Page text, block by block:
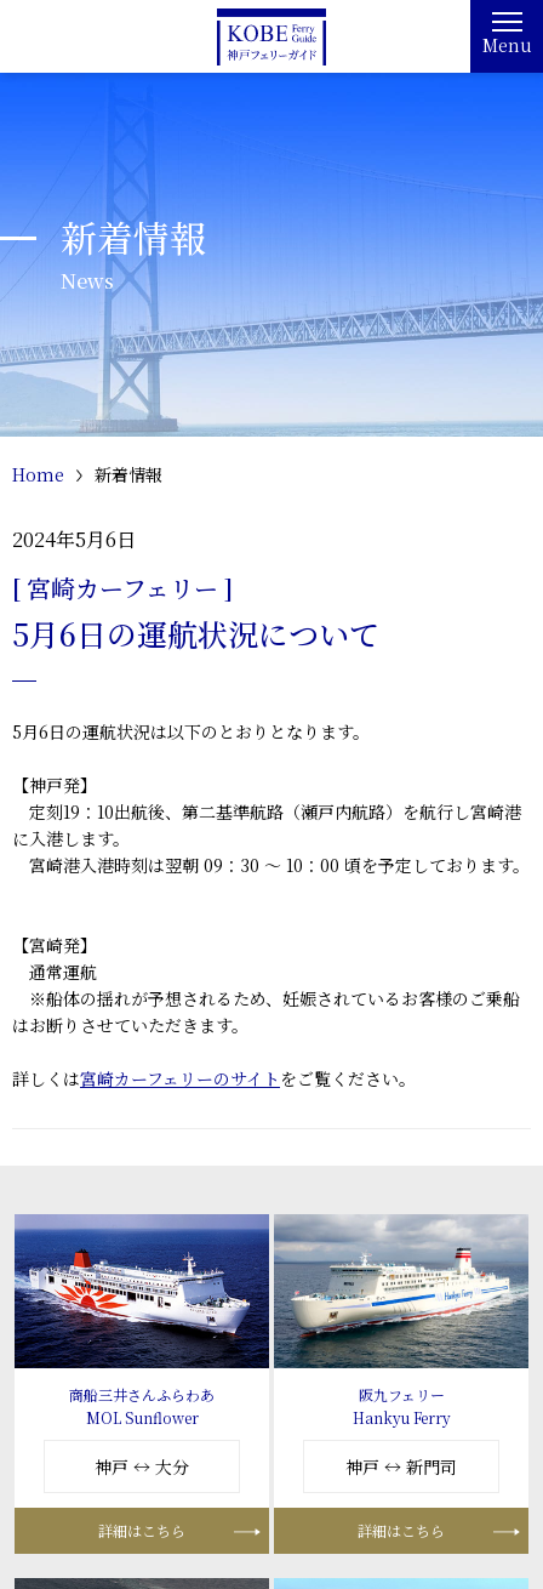
Menu
新着情報
News
Home 新着情報
2024年5月6日
[ 宮崎カーフェリー ]
5月6日の運航状況について
5月6日の運航状況は以下のとおりとなります。
【神戸発】
定刻19：10出航後、第二基準航路（瀬戸内航路）を航行し宮崎港
に入港します。
宮崎港入港時刻は翌朝 09：30 ～ 10：00 頃を予定しております。
【宮崎発】
通常運航
※船体の揺れが予想されるため、妊娠されているお客様のご乗船
はお断りさせていただきます。
詳しくは宮崎カーフェリーのサイト をご覧ください。
商船三井さんふらわあ
MOL Sunflower
神戸 ↔ 大分
詳細はこちら
阪九フェリー
Hankyu Ferry
神戸 ↔ 新門司
詳細はこちら